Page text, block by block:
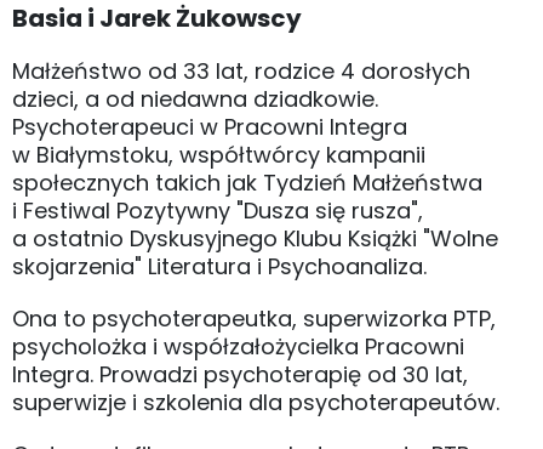
Basia i Jarek Żukowscy
Małżeństwo od 33 lat, rodzice 4 dorosłych
dzieci, a od niedawna dziadkowie.
Psychoterapeuci w Pracowni Integra
w Białymstoku, współtwórcy kampanii
społecznych takich jak Tydzień Małżeństwa
i Festiwal Pozytywny "Dusza się rusza",
a ostatnio Dyskusyjnego Klubu Książki "Wolne
skojarzenia" Literatura i Psychoanaliza.
Ona to psychoterapeutka, superwizorka PTP,
psycholożka i współzałożycielka Pracowni
Integra. Prowadzi psychoterapię od 30 lat,
superwizje i szkolenia dla psychoterapeutów.